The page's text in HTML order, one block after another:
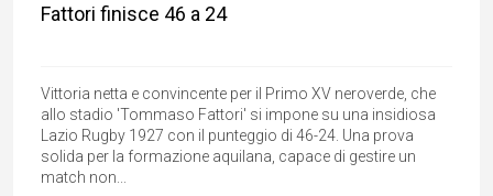
Fattori finisce 46 a 24
Vittoria netta e convincente per il Primo XV neroverde, che
allo stadio 'Tommaso Fattori' si impone su una insidiosa
Lazio Rugby 1927 con il punteggio di 46-24. Una prova
solida per la formazione aquilana, capace di gestire un
match non...